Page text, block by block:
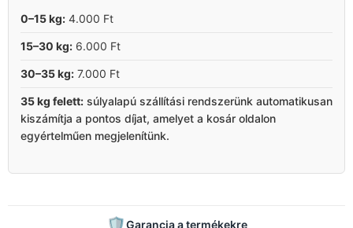
0–15 kg: 4.000 Ft
15–30 kg: 6.000 Ft
30–35 kg: 7.000 Ft
35 kg felett: súlyalapú szállítási rendszerünk automatikusan
kiszámítja a pontos díjat, amelyet a kosár oldalon
egyértelműen megjelenítünk.
Garancia a termékekre